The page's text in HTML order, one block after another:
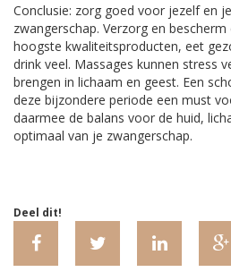
Conclusie: zorg goed voor jezelf en
zwangerschap. Verzorg en
hoogste kwaliteitsproducten, eet
drink veel. Massages kunnen stress
brengen in lichaam en geest. Een
deze bijzondere periode een must
daarmee de balans voor de huid,
optimaal van je zwangerschap.
Deel dit!